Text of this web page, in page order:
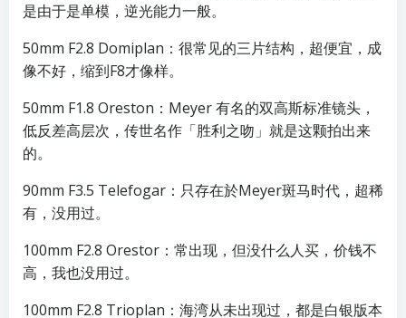
是由于是单模，逆光能力一般。
50mm F2.8 Domiplan：很常见的三片结构，超便宜，成
像不好，缩到F8才像样。
50mm F1.8 Oreston：Meyer 有名的双高斯标准镜头，
低反差高层次，传世名作「胜利之吻」就是这颗拍出来
的。
90mm F3.5 Telefogar：只存在於Meyer斑马时代，超稀
有，没用过。
100mm F2.8 Orestor：常出现，但没什么人买，价钱不
高，我也没用过。
100mm F2.8 Trioplan：海湾从未出现过，都是白银版本